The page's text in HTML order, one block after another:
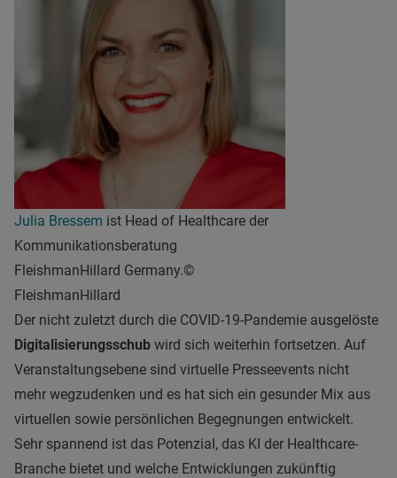
Julia Bressem ist Head of Healthcare der
Kommunikationsberatung
FleishmanHillard Germany.©
FleishmanHillard
Der nicht zuletzt durch die COVID-19-Pandemie ausgelöste
Digitalisierungsschub wird sich weiterhin fortsetzen. Auf
Veranstaltungsebene sind virtuelle Presseevents nicht
mehr wegzudenken und es hat sich ein gesunder Mix aus
virtuellen sowie persönlichen Begegnungen entwickelt.
Sehr spannend ist das Potenzial, das KI der Healthcare-
Branche bietet und welche Entwicklungen zukünftig